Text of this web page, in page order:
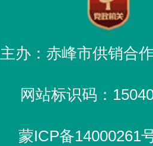
主办：赤峰市供销合
网站标识码：
蒙ICP备14000261